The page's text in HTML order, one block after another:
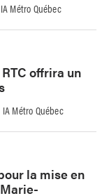
Métro Québec
offrira un
Métro Québec
la mise en